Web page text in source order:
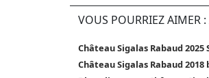
VOUS POURRIEZ AIMER
Château Sigalas Rabaud 2025
Château Sigalas Rabaud